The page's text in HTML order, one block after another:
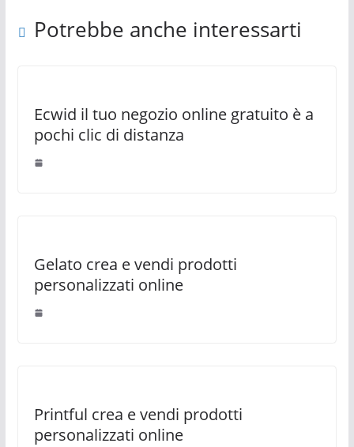
Potrebbe anche interessarti
Ecwid il tuo negozio online gratuito è a
pochi clic di distanza
Gelato crea e vendi prodotti
personalizzati online
Printful crea e vendi prodotti
personalizzati online